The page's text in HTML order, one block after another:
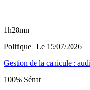
1h28mn
Politique | Le 15/07/2026
Gestion de la canicule :
100% Sénat